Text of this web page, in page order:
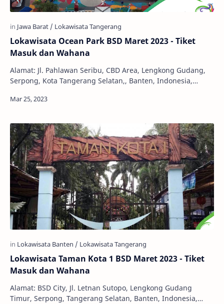
Lokawisata Ocean Park BSD Maret 2023 - Tiket
Masuk dan Wahana
Alamat: Jl. Pahlawan Seribu, CBD Area, Lengkong Gudang,
Serpong, Kota Tangerang Selatan,, Banten, Indonesia,
Lokawisata Taman Kota 1 BSD Maret 2023 - Tiket
Masuk dan Wahana
Alamat: BSD City, Jl. Letnan Sutopo, Lengkong Gudang
Timur, Serpong, Tangerang Selatan, Banten, Indonesia,